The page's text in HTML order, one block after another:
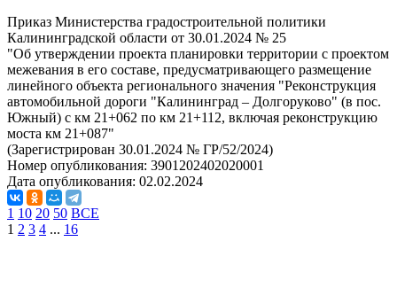
Приказ Министерства градостроительной политики
Калининградской области от 30.01.2024 № 25
"Об утверждении проекта планировки территории с проектом
межевания в его составе, предусматривающего размещение
линейного объекта регионального значения "Реконструкция
автомобильной дороги "Калининград – Долгоруково" (в пос.
Южный) с км 21+062 по км 21+112, включая реконструкцию
моста км 21+087"
(Зарегистрирован 30.01.2024 № ГР/52/2024)
Номер опубликования: 3901202402020001
Дата опубликования: 02.02.2024
1 10 20 50 ВСЕ
1 2 3 4 ... 16